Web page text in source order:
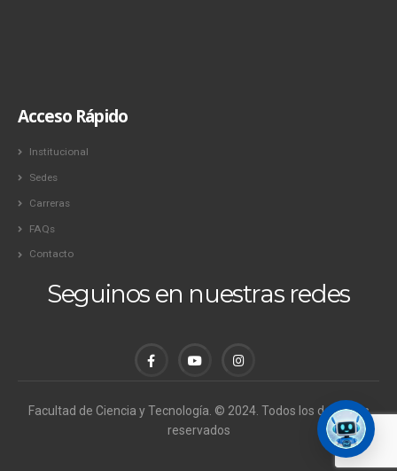
Acceso Rápido
Institucional
Sedes
Carreras
FAQs
Contacto
Seguinos en nuestras redes
Facultad de Ciencia y Tecnología. © 2024. Todos los derechos
reservados